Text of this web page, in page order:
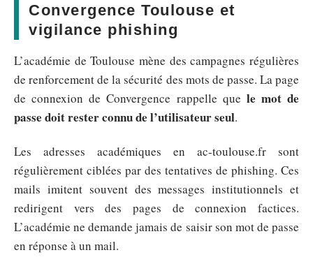
Convergence Toulouse et
vigilance phishing
L’académie de Toulouse mène des campagnes régulières
de renforcement de la sécurité des mots de passe. La page
de connexion de Convergence rappelle que le mot de
passe doit rester connu de l’utilisateur seul.
Les adresses académiques en ac-toulouse.fr sont
régulièrement ciblées par des tentatives de phishing. Ces
mails imitent souvent des messages institutionnels et
redirigent vers des pages de connexion factices.
L’académie ne demande jamais de saisir son mot de passe
en réponse à un mail.